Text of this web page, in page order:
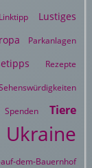
Linktipp Lustiges
Parkanlagen
Rezepte
Spenden Tiere
Ukraine
dem-Bauernhof